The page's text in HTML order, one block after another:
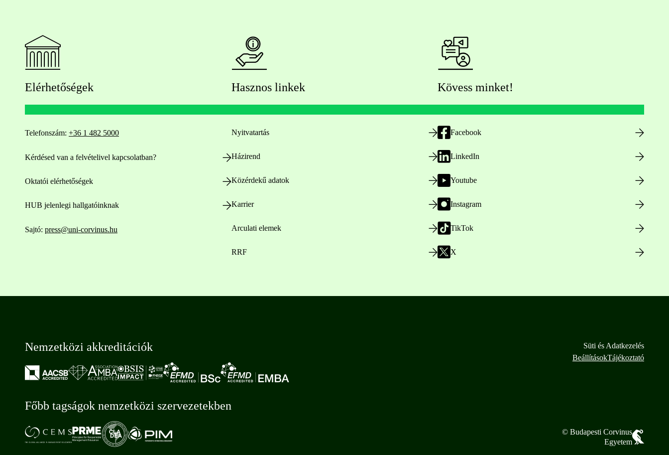
Elérhetőségek
Telefonszám: +36 1 482 5000
Kérdésed van a felvételivel kapcsolatban?
Oktatói elérhetőségek
HUB jelenlegi hallgatóinknak
Sajtó: press@uni-corvinus.hu
Hasznos linkek
Nyitvatartás
Házirend
Közérdekű adatok
Karrier
Arculati elemek
RRF
Kövess minket!
Facebook
LinkedIn
Youtube
Instagram
TikTok
X
Nemzetközi akkreditációk
Főbb tagságok nemzetközi szervezetekben
Süti és Adatkezelés
BeállításokTájékoztató
© Budapesti Corvinus
Egyetem